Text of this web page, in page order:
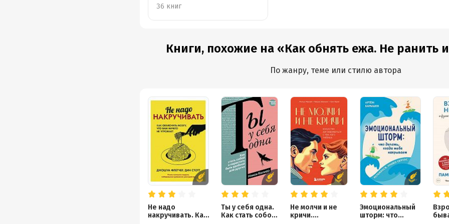
ноября
36 книг
Книги, похожие на «Как обнять ежа. Не ранить
По жанру, теме или стилю автора
Не надо
накручивать. Как
Ты у себя одна.
Как стать собой
Не молчи и не
кричи.
Эмоциональный
шторм: что